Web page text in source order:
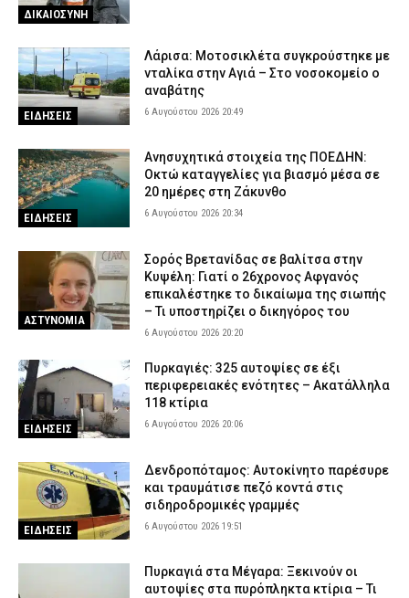
ΔΙΚΑΙΟΣΥΝΗ
ΕΙΔΗΣΕΙΣ
Λάρισα: Μοτοσικλέτα συγκρούστηκε με
νταλίκα στην Αγιά – Στο νοσοκομείο ο
αναβάτης
6 Αυγούστου 2026 20:49
ΕΙΔΗΣΕΙΣ
Ανησυχητικά στοιχεία της ΠΟΕΔΗΝ:
Οκτώ καταγγελίες για βιασμό μέσα σε
20 ημέρες στη Ζάκυνθο
6 Αυγούστου 2026 20:34
ΑΣΤΥΝΟΜΙΑ
Σορός Βρετανίδας σε βαλίτσα στην
Κυψέλη: Γιατί ο 26χρονος Αφγανός
επικαλέστηκε το δικαίωμα της σιωπής
– Τι υποστηρίζει ο δικηγόρος του
6 Αυγούστου 2026 20:20
ΕΙΔΗΣΕΙΣ
Πυρκαγιές: 325 αυτοψίες σε έξι
περιφερειακές ενότητες – Ακατάλληλα
118 κτίρια
6 Αυγούστου 2026 20:06
ΕΙΔΗΣΕΙΣ
Δενδροπόταμος: Αυτοκίνητο παρέσυρε
και τραυμάτισε πεζό κοντά στις
σιδηροδρομικές γραμμές
6 Αυγούστου 2026 19:51
Πυρκαγιά στα Μέγαρα: Ξεκινούν οι
αυτοψίες στα πυρόπληκτα κτίρια – Τι